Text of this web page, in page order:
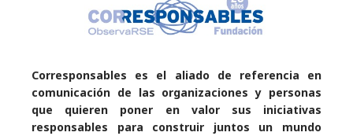
Corresponsables es el aliado de referencia en
comunicación de las organizaciones y personas
que quieren poner en valor sus iniciativas
responsables para construir juntos un mundo